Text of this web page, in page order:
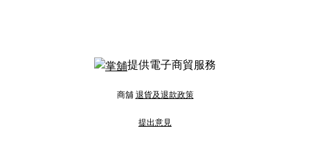
提供電子商貿服務
商舖 退貨及退款政策
提出意見